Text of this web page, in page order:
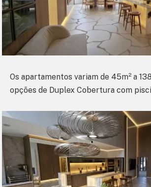
Os apartamentos variam de 45m² a
opções de Duplex Cobertura com